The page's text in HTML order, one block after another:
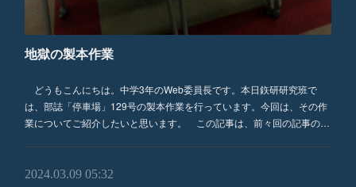
地獄の製本作業
どうもこんにちは。中学3年のWeb委員長です。本日鉃研研究班で
は、部誌「停車場」129号の製本作業を行っています。今回は、その作
業についてご紹介したいと思います。 この記事は、前々回の記事の…
2024.03.09 05:32